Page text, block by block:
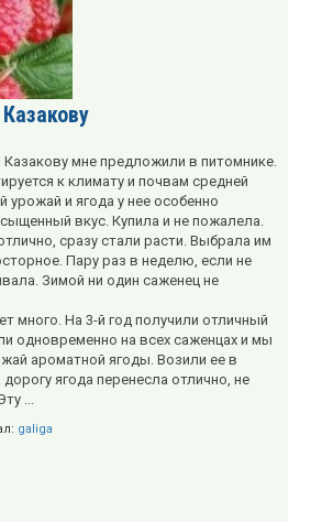
мне предложили в питомнике.
к климату и почвам средней
и ягода у нее особенно
вкус. Купила и не пожалела.
сразу стали расти. Выбрала им
Пару раз в неделю, если не
Зимой ни один саженец не
много. На 3-й год получили отличный
одновременно на всех саженцах и мы
ароматной ягоды. Возили ее в
ягода перенесла отлично, не
...
galiga